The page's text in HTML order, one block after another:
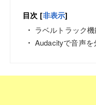
目次 [非表示]
ラベルトラック機
Audacityで音声